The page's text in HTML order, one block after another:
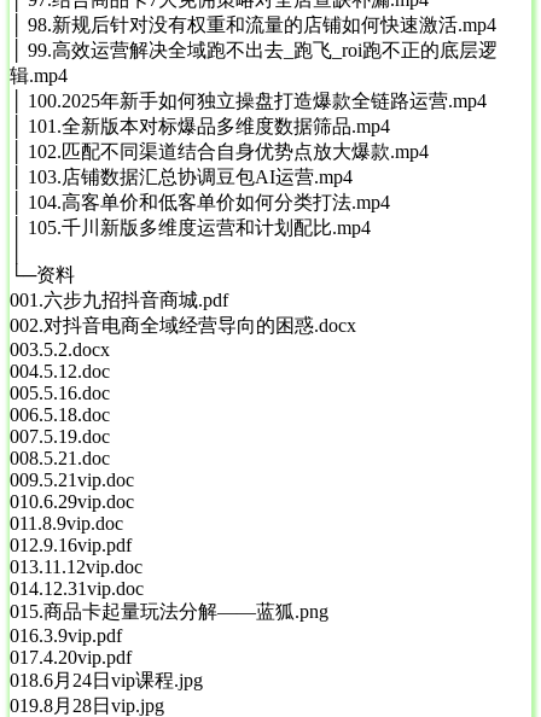
│ 98.新规后针对没有权重和流量的店铺如何快速激活.mp4
│ 99.高效运营解决全域跑不出去_跑飞_roi跑不正的底层逻
辑.mp4
│ 100.2025年新手如何独立操盘打造爆款全链路运营.mp4
│ 101.全新版本对标爆品多维度数据筛品.mp4
│ 102.匹配不同渠道结合自身优势点放大爆款.mp4
│ 103.店铺数据汇总协调豆包AI运营.mp4
│ 104.高客单价和低客单价如何分类打法.mp4
│ 105.千川新版多维度运营和计划配比.mp4
└─资料
001.六步九招抖音商城.pdf
002.对抖音电商全域经营导向的困惑.docx
003.5.2.docx
004.5.12.doc
005.5.16.doc
006.5.18.doc
007.5.19.doc
008.5.21.doc
009.5.21vip.doc
010.6.29vip.doc
011.8.9vip.doc
012.9.16vip.pdf
013.11.12vip.doc
014.12.31vip.doc
015.商品卡起量玩法分解——蓝狐.png
016.3.9vip.pdf
017.4.20vip.pdf
018.6月24日vip课程.jpg
019.8月28日vip.jpg